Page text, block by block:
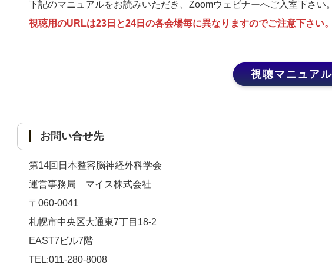
下記のマニュアルをお読みいただき、Zoomウェビナーへご入室下さい。
視聴用のURLは23日と24日の各会場毎に異なりますのでご注意下さい。
視聴マニュアル
お問い合せ先
第14回日本整容脳神経外科学会
運営事務局 マイス株式会社
〒060-0041
札幌市中央区大通東7丁目18-2
EAST7ビル7階
TEL:011-280-8008